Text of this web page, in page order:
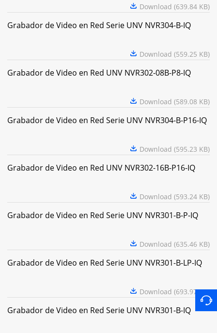
Download (639.84 KB)
Grabador de Video en Red Serie UNV NVR304-B-IQ
Download (559.25 KB)
Grabador de Video en Red UNV NVR302-08B-P8-IQ
Download (589.08 KB)
Grabador de Video en Red Serie UNV NVR304-B-P16-IQ
Download (595.23 KB)
Grabador de Video en Red UNV NVR302-16B-P16-IQ
Download (593.24 KB)
Grabador de Video en Red Serie UNV NVR301-B-P-IQ
Download (635.46 KB)
Grabador de Video en Red Serie UNV NVR301-B-LP-IQ
Download (693.97 KB)
Grabador de Video en Red Serie UNV NVR301-B-IQ